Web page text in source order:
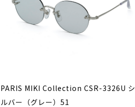
PARIS MIKI Collection CSR-3326U シ
ルバー（グレー）51